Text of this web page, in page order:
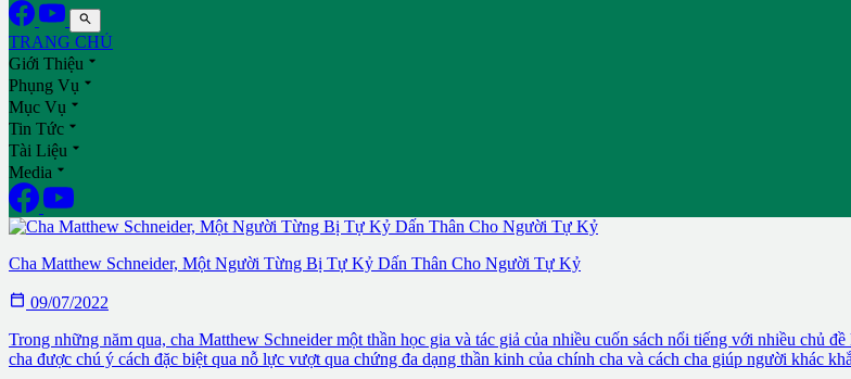

TRANG CHỦ
Giới Thiệu 
Phụng Vụ 
Mục Vụ 
Tin Tức 
Tài Liệu 
Media 
Cha Matthew Schneider, Một Người Từng Bị Tự Kỷ Dấn Thân Cho Người Tự Kỷ
 09/07/2022
Trong những năm qua, cha Matthew Schneider một thần học gia và tác giả của nhiều cuốn sách nổi tiếng với nhiều chủ
cha được chú ý cách đặc biệt qua nỗ lực vượt qua chứng đa dạng thần kinh của chính cha và cách cha giúp người khác